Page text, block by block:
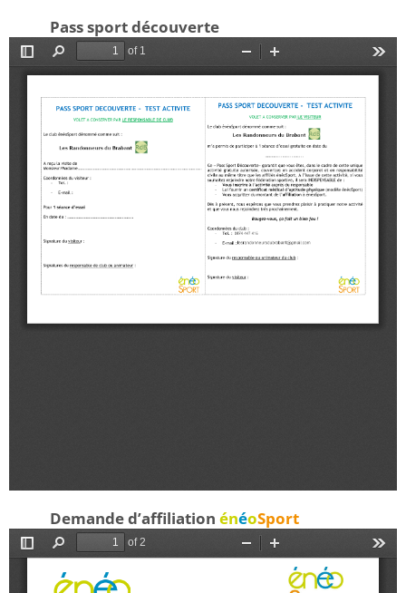
Pass sport découverte
Demande d’affiliation énéoSport